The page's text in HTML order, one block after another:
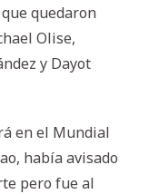
quedaron
Olise,
y Dayot
en el Mundial
había avisado
pero fue al